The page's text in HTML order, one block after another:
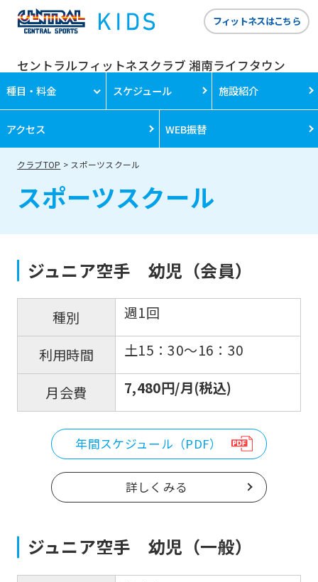
セントラルフィットネスクラブ 湘南ライフタウン
フィットネスはこちら
種目・料金 スケジュール 施設紹介
アクセス WEB振替
クラブTOP スポーツスクール
スポーツスクール
ジュニア空手 幼児（会員）
種別 週1回
利用時間 土15：30〜16：30
月会費 7,480円/月(税込)
年間スケジュール（PDF）
詳しくみる
ジュニア空手 幼児（一般）